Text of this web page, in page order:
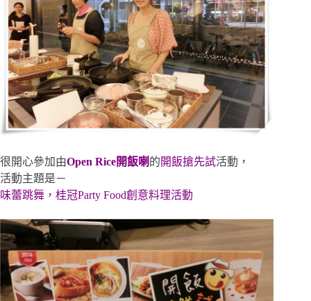
很開心參加由Open Rice開飯喇的開飯搶先試活動，
活動主題是－
味蕾跳舞，桂冠Party Food創意料理活動